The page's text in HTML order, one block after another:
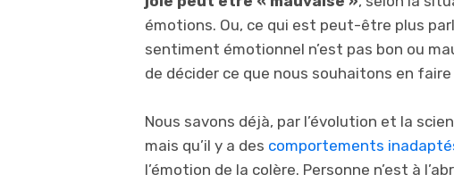
émotions. Ou, ce qui est peut-être plus
sentiment émotionnel n’est pas bon ou
de décider ce que nous souhaitons en
Nous savons déjà, par l’évolution et la
mais qu’il y a des comportements
l’émotion de la colère. Personne n’est à